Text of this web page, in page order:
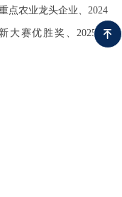
点农业龙头企业、2024
大赛优胜奖、2025年녠